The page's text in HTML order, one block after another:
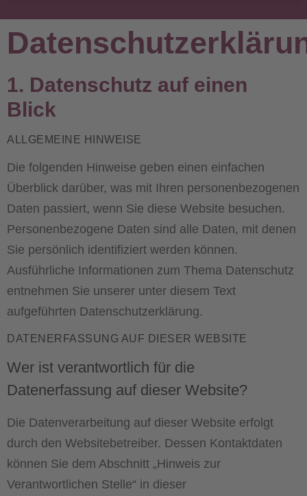
1. Datenschutz auf einen
Blick
ALLGEMEINE HINWEISE
Die folgenden Hinweise geben einen einfachen
Überblick darüber, was mit Ihren personenbezogenen
Daten passiert, wenn Sie diese Website besuchen.
Personenbezogene Daten sind alle Daten, mit denen
Sie persönlich identifiziert werden können.
Ausführliche Informationen zum Thema Datenschutz
entnehmen Sie unserer unter diesem Text
aufgeführten Datenschutzerklärung.
DATENERFASSUNG AUF DIESER WEBSITE
Wer ist verantwortlich für die
Datenerfassung auf dieser Website?
Die Datenverarbeitung auf dieser Website erfolgt
durch den Websitebetreiber. Dessen Kontaktdaten
können Sie dem Abschnitt „Hinweis zur
Verantwortlichen Stelle“ in dieser